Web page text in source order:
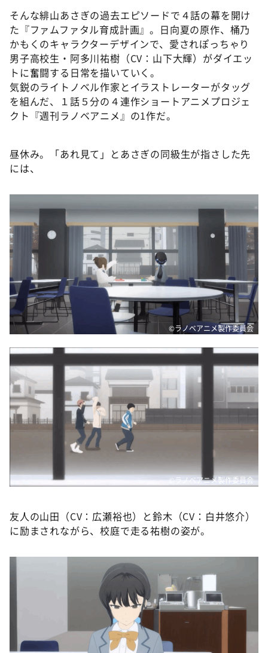
そんな緋山あさぎの過去エピソードで４話の幕を開け
た『ファムファタル育成計画』。日向夏の原作、桶乃
かもくのキャラクターデザインで、愛されぽっちゃり
男子高校生・阿多川祐樹（CV：山下大輝）がダイエッ
トに奮闘する日常を描いていく。
気鋭のライトノベル作家とイラストレーターがタッグ
を組んだ、１話５分の４連作ショートアニメプロジェ
クト『週刊ラノベアニメ』の1作だ。
昼休み。「あれ見て」とあさぎの同級生が指さした先
には、
©ラノベアニメ製作委員会
©ラノベアニメ製作委員会
友人の山田（CV：広瀬裕也）と鈴木（CV：白井悠介）
に励まされながら、校庭で走る祐樹の姿が。